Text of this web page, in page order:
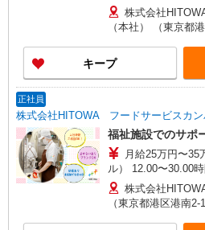
5,000円 経験に応じて給与は決定致します。 賞与
年2回
株式会社
（本社） （東京都
キープ
正社員
株式会社HITOWA フードサービスカン
福祉施設でのサポ
月給25万円〜35
ル） 12.00〜30.00
万3,000円 ※給与は経験や前職給与に応じて決定
します。 賞与年2回
株式会社
（東京都港区港南2-